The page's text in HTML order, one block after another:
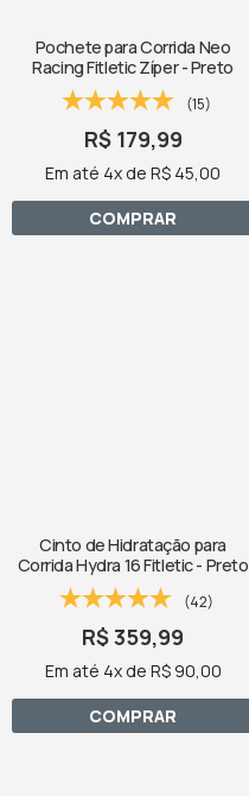
Pochete para Corrida Neo
Racing Fitletic Zíper - Preto
(15)
R$ 179,99
Em até 4x de R$ 45,00
COMPRAR
Cinto de Hidratação para
Corrida Hydra 16 Fitletic - Preto
(42)
R$ 359,99
Em até 4x de R$ 90,00
COMPRAR